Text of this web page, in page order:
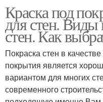
Краска под
для стен.
стен. Как
Покраска стен в
покрытия является
вариантом для многих
современного